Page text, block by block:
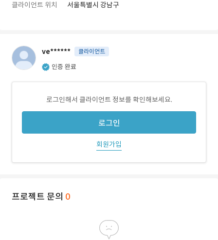
클라이언트 위치 서울특별시 강남구
ve****** 클라이언트
인증 완료
로그인해서 클라이언트 정보를 확인해보세요.
로그인
회원가입
프로젝트 문의 0